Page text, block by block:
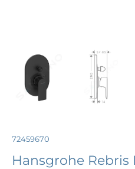
72459670
Hansgrohe Rebris